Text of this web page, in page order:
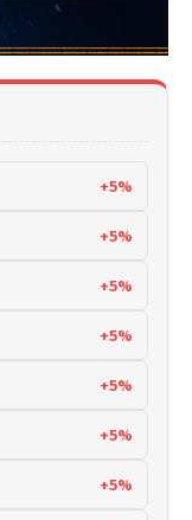
+5%
+5%
+5%
+5%
+5%
+5%
+5%